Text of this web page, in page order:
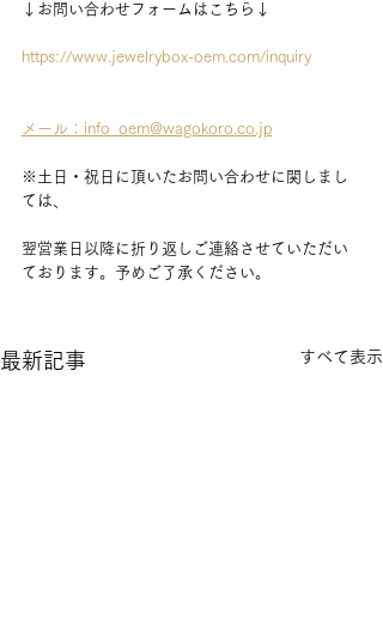
↓お問い合わせフォームはこちら↓
https://www.jewelrybox-oem.com/inquiry
メール：info_oem@wagokoro.co.jp
※土日・祝日に頂いたお問い合わせに関しまし
ては、
翌営業日以降に折り返しご連絡させていただい
ております。予めご了承ください。
最新記事 すべて表示